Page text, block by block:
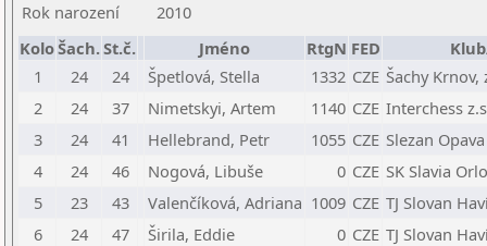
Rok narození
2010
KoloŠach.St.č. Jméno RtgN FED
1
24 24 Špetlová, Stella 1332 CZE Šachy Krnov,
2
24 37 Nimetskyi, Artem 1140 CZE Interchess
3
24 41 Hellebrand, Petr 1055 CZE Slezan Opava
4
24 46 Nogová, Libuše 0 CZE SK Slavia
5
23 43 Valenčíková, Adriana 1009 CZE TJ Slovan
6
24 47 Širila, Eddie 0 CZE TJ Slovan